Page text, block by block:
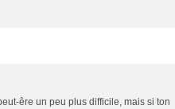
êre un peu plus difficile, mais si ton